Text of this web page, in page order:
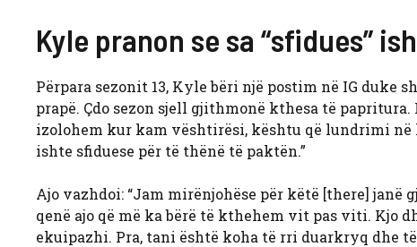
Kyle pranon se sa “sfidues”
Përpara sezonit 13, Kyle bëri një postim në IG duke
prapë. Çdo sezon sjell gjithmonë kthesa të
izolohem kur kam vështirësi, kështu që lundrimi
ishte sfiduese për të thënë të paktën.”
Ajo vazhdoi: “Jam mirënjohëse për këtë [there]
qenë ajo që më ka bërë të kthehem vit pas viti. Kjo
ekuipazhi. Pra, tani është koha të rri duarkryq dhe